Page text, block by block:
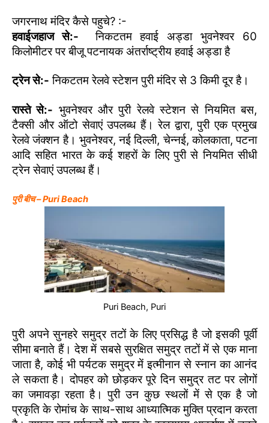
जगरनाथ मंदिर कैसे पहुचे? :-
हवाईजहाज से:- निकटतम हवाई अड्डा भुवनेश्वर 60
किलोमीटर पर बीजू पटनायक अंतर्राष्ट्रीय हवाई अड्डा है
ट्रेन से:- निकटतम रेलवे स्टेशन पुरी मंदिर से 3 किमी दूर है।
रास्ते से:- भुवनेश्वर और पुरी रेलवे स्टेशन से नियमित बस,
टैक्सी और ऑटो सेवाएं उपलब्ध हैं। रेल द्वारा, पुरी एक प्रमुख
रेलवे जंक्शन है। भुवनेश्वर, नई दिल्ली, चेन्नई, कोलकाता, पटना
आदि सहित भारत के कई शहरों के लिए पुरी से नियमित सीधी
ट्रेन सेवाएं उपलब्ध हैं।
पुरी बीच – Puri Beach
Puri Beach, Puri
पुरी अपने सुनहरे समुद्र तटों के लिए प्रसिद्ध है जो इसकी पूर्वी
सीमा बनाते हैं। देश में सबसे सुरक्षित समुद्र तटों में से एक माना
जाता है, कोई भी पर्यटक समुद्र में इत्मीनान से स्नान का आनंद
ले सकता है। दोपहर को छोड़कर पूरे दिन समुद्र तट पर लोगों
का जमावड़ा रहता है। पुरी उन कुछ स्थलों में से एक है जो
प्रकृति के रोमांच के साथ-साथ आध्यात्मिक मुक्ति प्रदान करता